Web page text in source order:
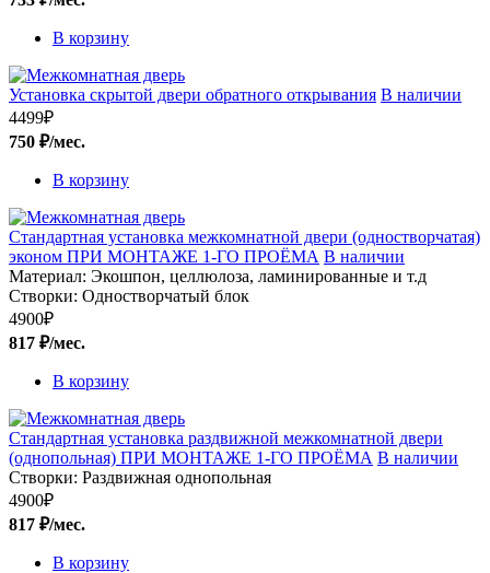
В корзину
Установка скрытой двери обратного открывания В наличии
4499₽
750 ₽/мес.
В корзину
Стандартная установка межкомнатной двери (одностворчатая)
эконом ПРИ МОНТАЖЕ 1-ГО ПРОЁМА В наличии
Материал: Экошпон, целлюлоза, ламинированные и т.д
Створки: Одностворчатый блок
4900₽
817 ₽/мес.
В корзину
Стандартная установка раздвижной межкомнатной двери
(однопольная) ПРИ МОНТАЖЕ 1-ГО ПРОЁМА В наличии
Створки: Раздвижная однопольная
4900₽
817 ₽/мес.
В корзину